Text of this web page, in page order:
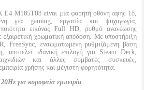
M185T08 είναι μία φορητή οθόνη αφής 18,
για gaming, εργασία και ψυχαγωγία,
εικόνας Full HD, ρυθμό ανανέωσης
χρωματική απόδοση. Με υποστήριξη
FreeSync, ενσωματωμένη ρυθμιζόμενη βάση
αποτελεί ιδανική επιλογή για Steam Deck,
και άλλες συμβατές συσκευές,
χρήσης και μέγιστη φορητότητα.
για κορυφαία εμπειρία